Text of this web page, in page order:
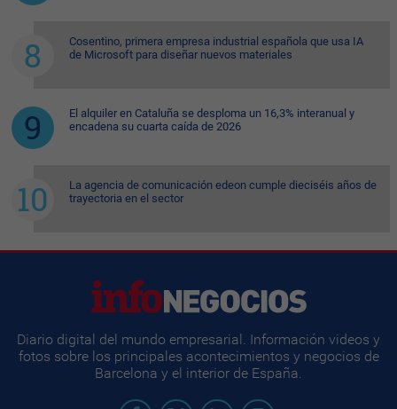
Cosentino, primera empresa industrial española que usa IA
de Microsoft para diseñar nuevos materiales
El alquiler en Cataluña se desploma un 16,3% interanual y
encadena su cuarta caída de 2026
La agencia de comunicación edeon cumple dieciséis años de
trayectoria en el sector
Diario digital del mundo empresarial. Información videos y
fotos sobre los principales acontecimientos y negocios de
Barcelona y el interior de España.